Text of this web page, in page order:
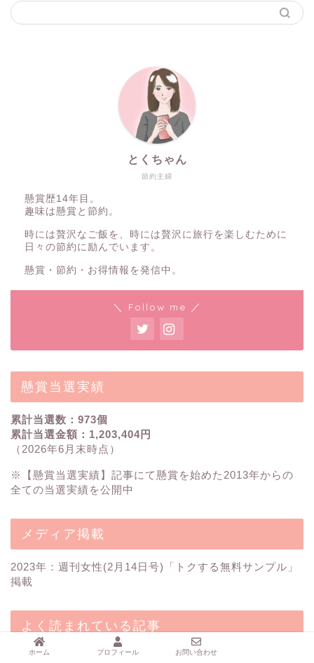
節約主婦
とくちゃん
懸賞歴14年目。
趣味は懸賞と節約。
時には贅沢なご飯を、時には贅沢に旅行を楽しむために
日々の節約に励んでいます。
懸賞・節約・お得情報を発信中。
＼ Follow me ／
懸賞当選実績
累計当選数：973個
累計当選金額：1,203,404円
（2026年6月末時点）
※【懸賞当選実績】記事にて懸賞を始めた2013年からの
全ての当選実績を公開中
メディア掲載
2023年：週刊女性(2月14日号)「トクする無料サンプル」
掲載
よく読まれている記事
ホーム プロフィール お問い合わせ